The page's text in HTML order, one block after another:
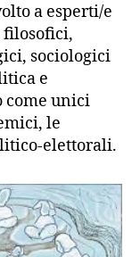
a esperti/e
sociologici
e
come unici
le
elettorali.